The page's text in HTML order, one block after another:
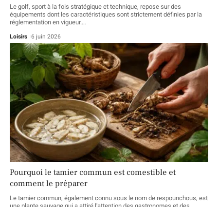
Le golf, sport à la fois stratégique et technique, repose sur des
équipements dont les caractéristiques sont strictement définies par la
réglementation en vigueur.…
Loisirs 6 juin 2026
Pourquoi le tamier commun est comestible et
comment le préparer
Le tamier commun, également connu sous le nom de respounchous, est